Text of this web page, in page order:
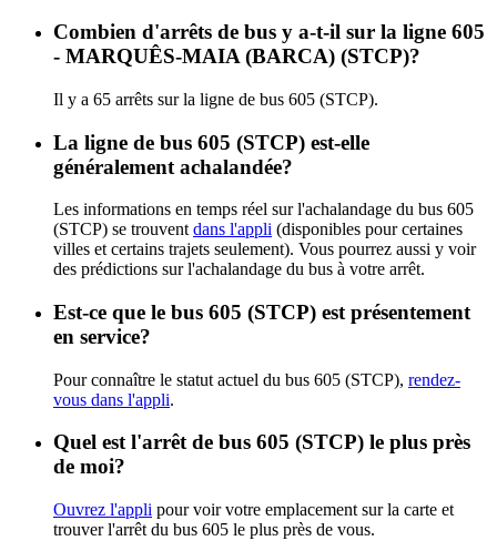
Combien d'arrêts de bus y a-t-il sur la ligne 605
- MARQUÊS-MAIA (BARCA) (STCP)?
Il y a 65 arrêts sur la ligne de bus 605 (STCP).
La ligne de bus 605 (STCP) est-elle
généralement achalandée?
Les informations en temps réel sur l'achalandage du bus 605
(STCP) se trouvent dans l'appli (disponibles pour certaines
villes et certains trajets seulement). Vous pourrez aussi y voir
des prédictions sur l'achalandage du bus à votre arrêt.
Est-ce que le bus 605 (STCP) est présentement
en service?
Pour connaître le statut actuel du bus 605 (STCP), rendez-
vous dans l'appli.
Quel est l'arrêt de bus 605 (STCP) le plus près
de moi?
Ouvrez l'appli pour voir votre emplacement sur la carte et
trouver l'arrêt du bus 605 le plus près de vous.